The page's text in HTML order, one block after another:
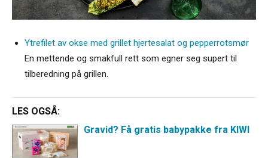
Ytrefilet av okse med grillet hjertesalat og pepperrotsmør
En mettende og smakfull rett som egner seg supert til
tilberedning på grillen.
LES OGSÅ:
Gravid? Få gratis babypakke fra KIWI